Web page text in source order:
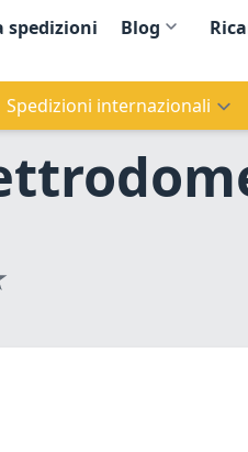
spedizioni Blog
Spedizioni internazionali